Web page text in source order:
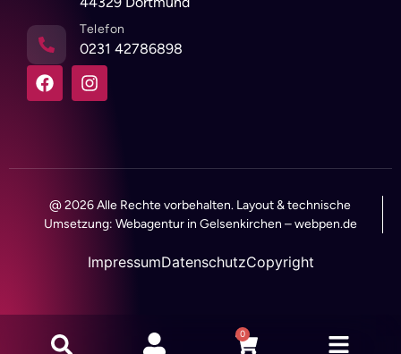
0
Telefon
0231 42786898
@ 2026 Alle Rechte vorbehalten. Layout & technische
Umsetzung: Webagentur in Gelsenkirchen –webpen.de
ImpressumDatenschutzCopyright